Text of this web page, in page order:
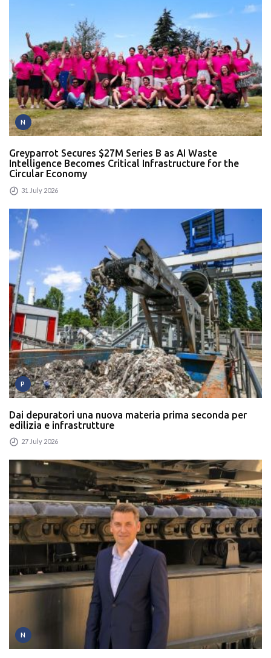
N
Greyparrot Secures $27M Series B as AI Waste
Intelligence Becomes Critical Infrastructure for the
Circular Economy
31 July 2026
P
Dai depuratori una nuova materia prima seconda per
edilizia e infrastrutture
27 July 2026
N